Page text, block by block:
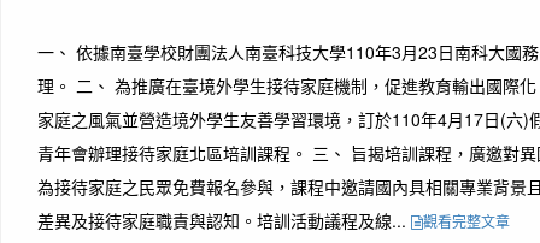
一、 依據南臺學校財團法人南臺科技大學110年3月23日南科大國
理。 二、 為推廣在臺境外學生接待家庭機制，促進教育輸出國際
家庭之風氣並營造境外學生友善學習環境，訂於110年4月17日(六)
青年會辦理接待家庭北區培訓課程。 三、 旨揭培訓課程，廣邀對
為接待家庭之民眾免費報名參與，課程中邀請國內具相關專業背景
差異及接待家庭職責與認知。培訓活動議程及線...
觀看完整文章